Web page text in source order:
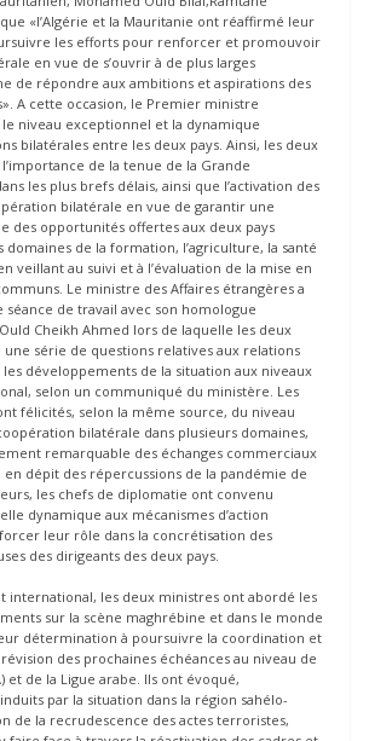
«l’Algérie et la Mauritanie ont réaffirmé leur
les efforts pour renforcer et promouvoir
en vue de s’ouvrir à de plus larges
de répondre aux ambitions et aspirations des
A cette occasion, le Premier ministre
niveau exceptionnel et la dynamique
bilatérales entre les deux pays. Ainsi, les deux
de la tenue de la Grande
les plus brefs délais, ainsi que l’activation des
bilatérale en vue de garantir une
des opportunités offertes aux deux pays
domaines de la formation, l’agriculture, la santé
veillant au suivi et à l’évaluation de la mise en
Le ministre des Affaires étrangères a
de travail avec son homologue
Cheikh Ahmed lors de laquelle les deux
série de questions relatives aux relations
développements de la situation aux niveaux
selon un communiqué du ministère. Les
félicités, selon la même source, du niveau
bilatérale dans plusieurs domaines,
remarquable des échanges commerciaux
en dépit des répercussions de la pandémie de
les chefs de diplomatie ont convenu
dynamique aux mécanismes d’action
leur rôle dans la concrétisation des
des dirigeants des deux pays.
international, les deux ministres ont abordé les
sur la scène maghrébine et dans le monde
détermination à poursuivre la coordination et
des prochaines échéances au niveau de
et de la Ligue arabe. Ils ont évoqué,
par la situation dans la région sahélo-
de la recrudescence des actes terroristes,